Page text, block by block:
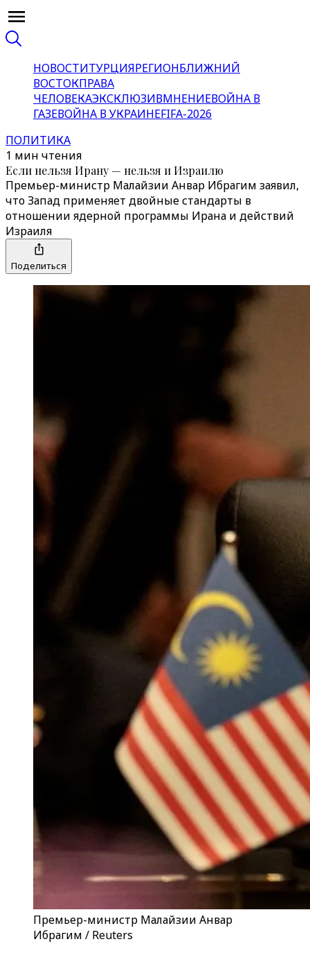
НОВОСТИТУРЦИЯРЕГИОНБЛИЖНИЙ
ВОСТОКПРАВА
ЧЕЛОВЕКАЭКСКЛЮЗИВМНЕНИЕВОЙНА В
ГАЗЕВОЙНА В УКРАИНЕFIFA-2026
ПОЛИТИКА
1 мин чтения
Если нельзя Ирану — нельзя и Израилю
Премьер-министр Малайзии Анвар Ибрагим заявил,
что Запад применяет двойные стандарты в
отношении ядерной программы Ирана и действий
Израиля
Поделиться
Премьер-министр Малайзии Анвар
Ибрагим / Reuters